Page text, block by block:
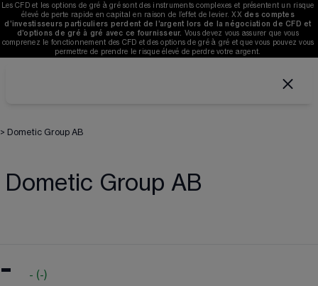
Les CFD et les options de gré à gré sont des instruments complexes et présentent un risque
élevé de perte rapide en capital en raison de l’effet de levier. XX des comptes
d’investisseurs particuliers perdent de l’argent lors de la négociation de CFD et
d’options de gré à gré avec ce fournisseur. Vous devez vous assurer que vous
comprenez le fonctionnement des CFD et des options de gré à gré et que vous pouvez vous
permettre de prendre le risque élevé de perdre votre argent.
> Dometic Group AB
Dometic Group AB
- - (-)